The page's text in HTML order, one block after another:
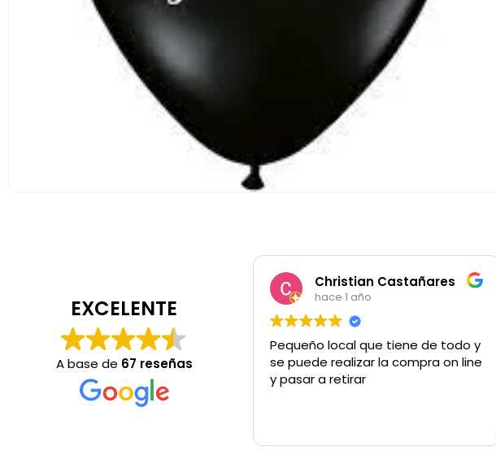
EXCELENTE
A base de 67 reseñas
Christian Castañares
hace 1 año
Pequeño local que tiene de todo y
se puede realizar la compra on line
y pasar a retirar